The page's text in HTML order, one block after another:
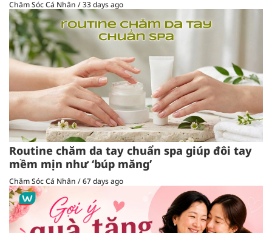
Chăm Sóc Cá Nhân /33 days ago
Routine chăm da tay chuẩn spa giúp đôi tay
mềm mịn như ‘búp măng’
Chăm Sóc Cá Nhân /67 days ago